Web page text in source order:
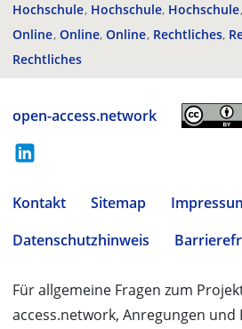
Hochschule Hochschule Hochschule
Online Online Online Rechtliches
Rechtliches
open-access.network
Kontakt Sitemap
Datenschutzhinweis
Für allgemeine Fragen zum
access.network, Anregungen